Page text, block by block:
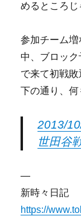
めるところじ
参加チーム
中、ブロッ
で来て初戦
下の通り、何
2013/
世田谷
—
新時々日記
https://